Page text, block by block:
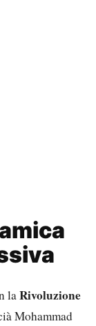
laRivoluzione
Mohammad